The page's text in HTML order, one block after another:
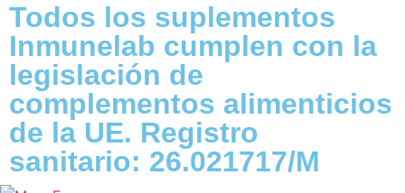
Todos los suplementos
Inmunelab cumplen con la
legislación de
complementos alimenticios
de la UE. Registro
sanitario: 26.021717/M